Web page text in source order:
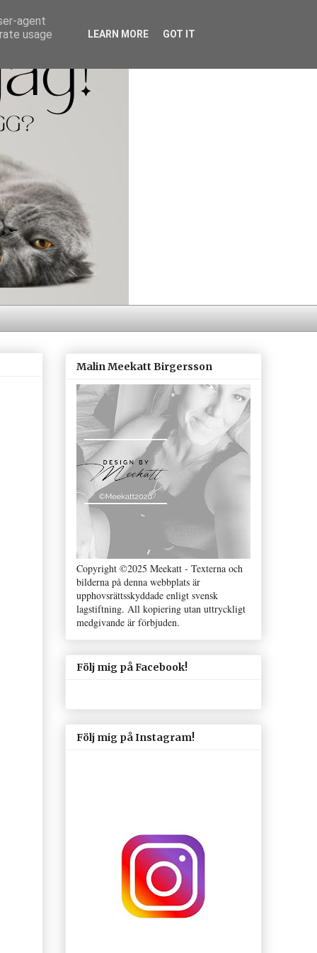
Malin Meekatt Birgersson
Copyright ©2025 Meekatt - Texterna och
bilderna på denna webbplats är
upphovsrättsskyddade enligt svensk
lagstiftning. All kopiering utan uttryckligt
medgivande är förbjuden.
Följ mig på Facebook!
Följ mig på Instagram!
agent
usage
LEARN MORE GOT IT